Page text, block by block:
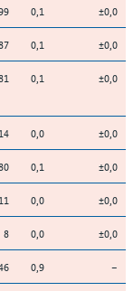
0,1 ±0,0
0,1 ±0,0
0,1 ±0,0
14 0,0 ±0,0
0,1 ±0,0
11 0,0 ±0,0
8 0,0 ±0,0
0,9 –